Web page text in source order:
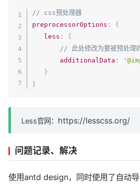
"@text-color-secondary"
"@disabled-color"
:
"@border-radius-base"
"@border-color-base":
"@box-shadow-base"
"0
// css预处理器
preprocessorOptions :
{
less :
{
// 此处修改为要被预处理
additionalData :
}
}
Less官网： https://lesscss.org/
问题记录、解决
使用antd design，同时使用了自动